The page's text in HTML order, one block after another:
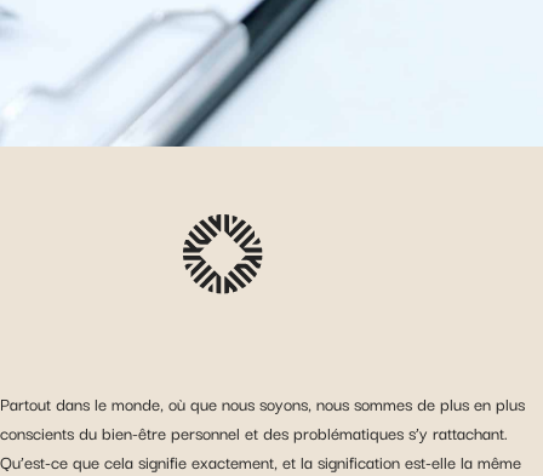
Partout dans le monde, où que nous soyons, nous sommes de plus en plus
conscients du bien-être personnel et des problématiques s’y rattachant.
Qu’est-ce que cela signifie exactement, et la signification est-elle la même